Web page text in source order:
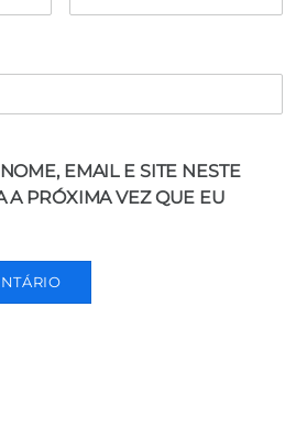
EMAIL E SITE NESTE
A PRÓXIMA VEZ QUE EU